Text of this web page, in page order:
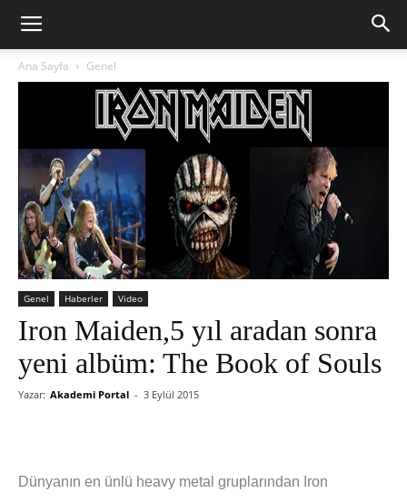
Ana Sayfa Genel
Genel Haberler Video
Iron Maiden,5 yıl aradan sonra
yeni albüm: The Book of Souls
Yazar: Akademi Portal - 3 Eylül 2015
Dünyanın en ünlü heavy metal gruplarından Iron